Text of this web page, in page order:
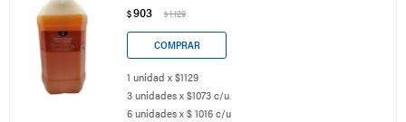
$903 $1.129
1 unidad x $1129
3 unidades x $1073 c/u
6 unidades x $ 1016 c/u